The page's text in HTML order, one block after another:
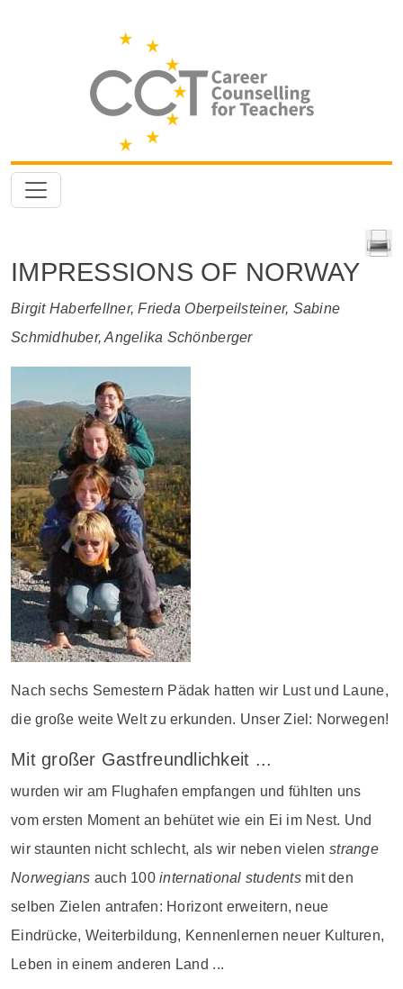
IMPRESSIONS OF NORWAY
Birgit Haberfellner, Frieda Oberpeilsteiner, Sabine
Schmidhuber, Angelika Schönberger
Nach sechs Semestern Pädak hatten wir Lust und Laune,
die große weite Welt zu erkunden. Unser Ziel: Norwegen!
Mit großer Gastfreundlichkeit ...
wurden wir am Flughafen empfangen und fühlten uns
vom ersten Moment an behütet wie ein Ei im Nest. Und
wir staunten nicht schlecht, als wir neben vielenstrange
Norwegians auch 100international studentsmit den
selben Zielen antrafen: Horizont erweitern, neue
Eindrücke, Weiterbildung, Kennenlernen neuer Kulturen,
Leben in einem anderen Land ...